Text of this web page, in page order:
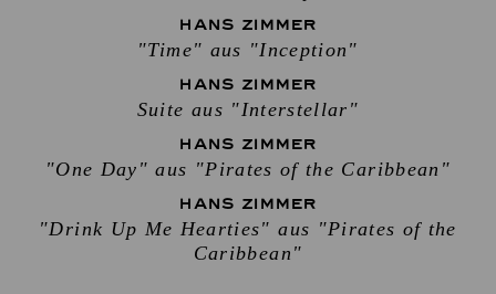
HANS ZIMMER
"Time" aus "Inception"
HANS ZIMMER
Suite aus "Interstellar"
HANS ZIMMER
"One Day" aus "Pirates of the Caribbean"
HANS ZIMMER
"Drink Up Me Hearties" aus "Pirates of the
Caribbean"